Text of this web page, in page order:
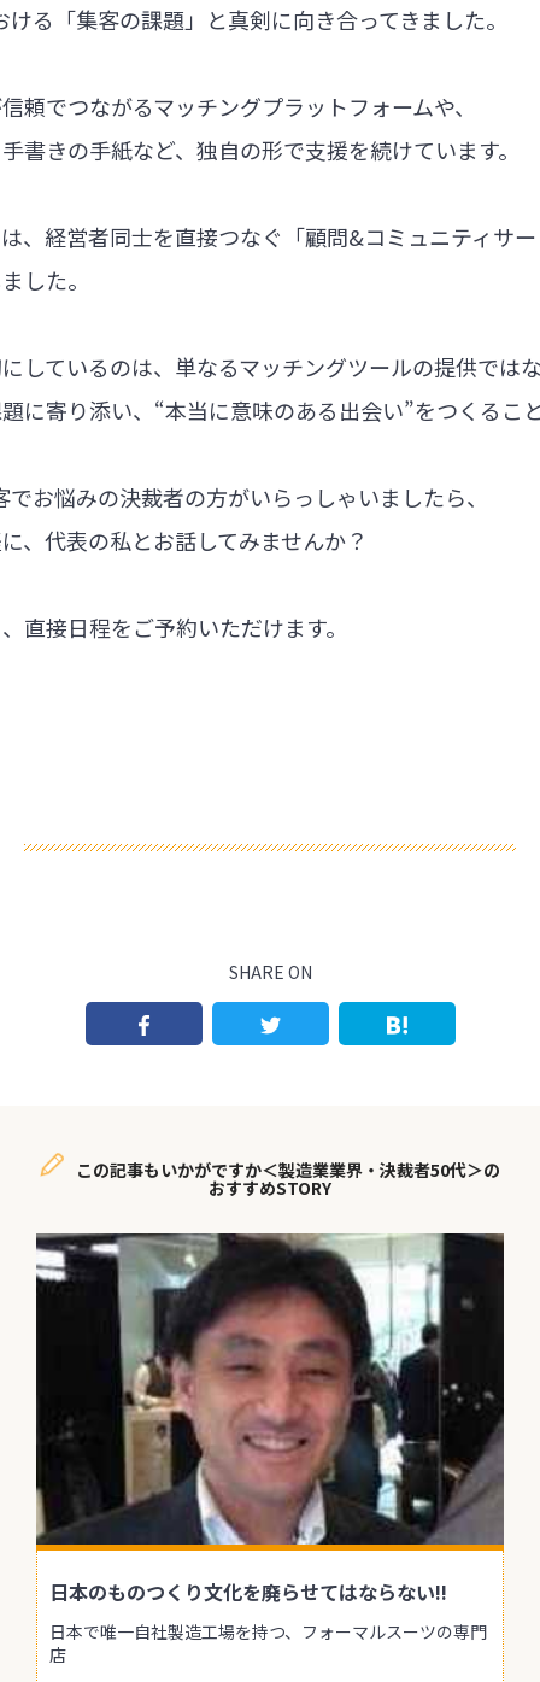
る「集客の課題」と真剣に向き合ってきました。
頼でつながるマッチングプラットフォームや、
書きの手紙など、独自の形で支援を続けています。
、経営者同士を直接つなぐ「顧問&コミュニティサ
した。
しているのは、単なるマッチングツールの提供では
に寄り添い、“本当に意味のある出会い”をつくるこ
お悩みの決裁者の方がいらっしゃいましたら、
、代表の私とお話してみませんか？
直接日程をご予約いただけます。
SHARE ON
この記事もいかがですか＜製造業業界・決裁者50代＞の
おすすめSTORY
日本のものつくり文化を廃らせてはならない!!
日本で唯一自社製造工場を持つ、フォーマルスーツの専門
店